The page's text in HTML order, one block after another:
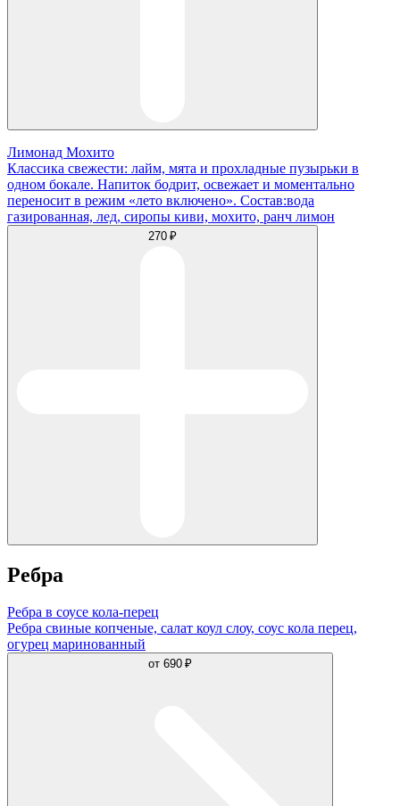
Лимонад Мохито
Классика свежести: лайм, мята и прохладные пузырьки в
одном бокале. Напиток бодрит, освежает и моментально
переносит в режим «лето включено». Состав:вода
газированная, лед, сиропы киви, мохито, ранч лимон
270 ₽
Ребра
Ребра в соусе кола-перец
Ребра свиные копченые, салат коул слоу, соус кола перец,
огурец маринованный
от 690 ₽